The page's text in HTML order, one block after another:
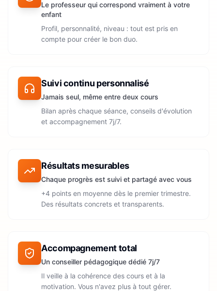
Le professeur qui correspond vraiment à votre
enfant
Profil, personnalité, niveau : tout est pris en
compte pour créer le bon duo.
Suivi continu personnalisé
Jamais seul, même entre deux cours
Bilan après chaque séance, conseils d'évolution
et accompagnement 7j/7.
Résultats mesurables
Chaque progrès est suivi et partagé avec vous
+4 points en moyenne dès le premier trimestre.
Des résultats concrets et transparents.
Accompagnement total
Un conseiller pédagogique dédié 7j/7
Il veille à la cohérence des cours et à la
motivation. Vous n'avez plus à tout gérer.